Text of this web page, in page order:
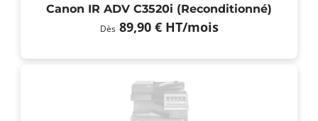
Canon IR ADV C3520i (Reconditionné)
Dès 89,90 € HT/mois